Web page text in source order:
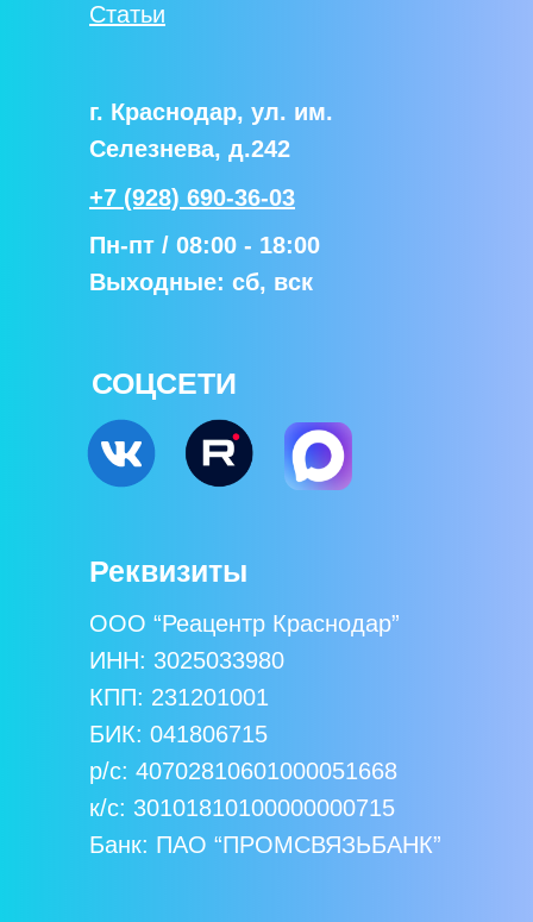
СОЦСЕТИ
г. Краснодар, ул. им.
Селезнева, д.242
Пн-пт / 08:00 - 18:00
Выходные: сб, вск
+7 (928) 690-36-03
Статьи
Реквизиты
ООО “Реацентр Краснодар”
ИНН: 3025033980
КПП: 231201001
БИК: 041806715
р/с: 40702810601000051668
к/c: 30101810100000000715
Банк: ПАО “ПРОМСВЯЗЬБАНК”